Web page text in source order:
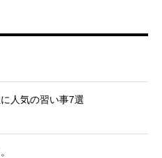
人気の習い事7選